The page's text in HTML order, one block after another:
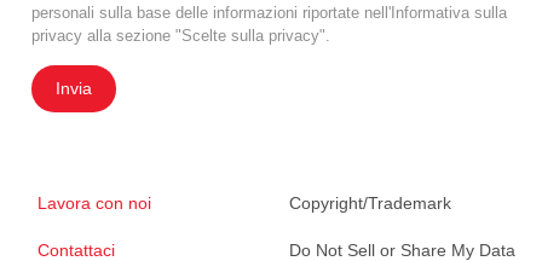
personali sulla base delle informazioni riportate nell'Informativa sulla
privacy alla sezione "Scelte sulla privacy".
Invia
Lavora con noi
Contattaci
Copyright/Trademark
Do Not Sell or Share My Data